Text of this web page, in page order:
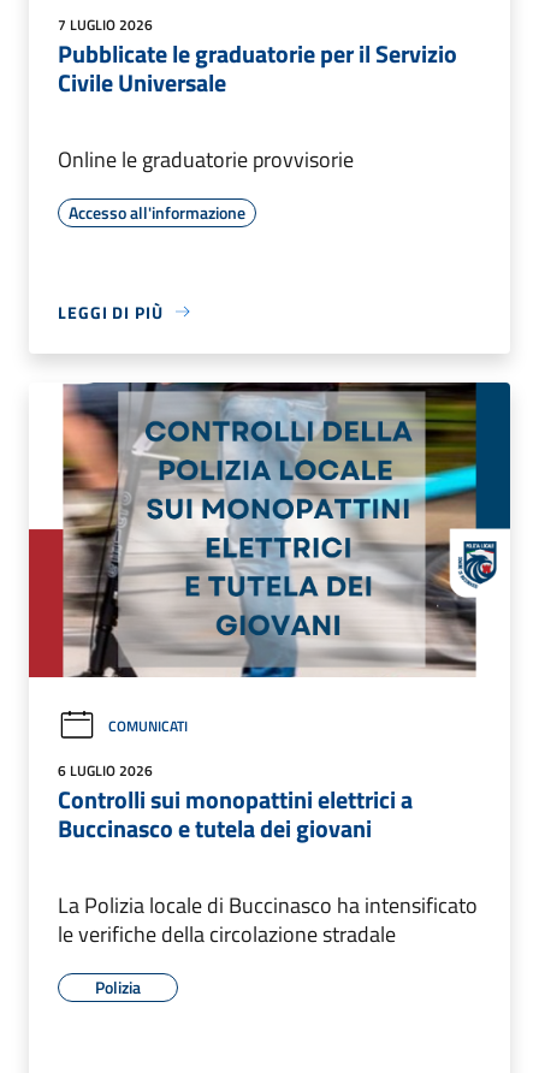
7 LUGLIO 2026
Pubblicate le graduatorie per il Servizio
Civile Universale
Online le graduatorie provvisorie
Accesso all'informazione
LEGGI DI PIÙ
COMUNICATI
6 LUGLIO 2026
Controlli sui monopattini elettrici a
Buccinasco e tutela dei giovani
La Polizia locale di Buccinasco ha intensificato
le verifiche della circolazione stradale
Polizia